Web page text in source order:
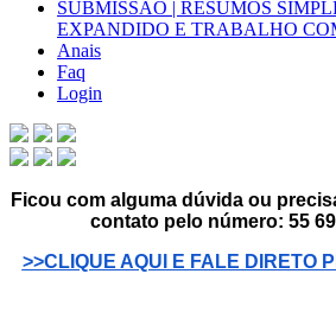
SUBMISSÃO | RESUMOS
EXPANDIDO E TRABALHO
Anais
Faq
Login
Ficou com alguma dúvida ou
contato pelo número: 55
>>CLIQUE AQUI E FALE DIRETO